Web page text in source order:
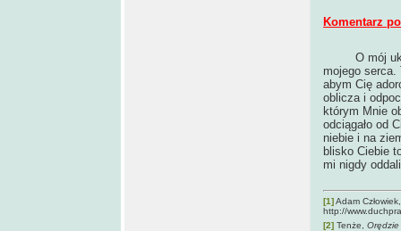
Komentarz
O mój
mojego serca.
abym Cię
oblicza i
którym Mnie
odciągało od
niebie i na
blisko Ciebie
mi nigdy
[1]Adam
http://
[2] Tenże,